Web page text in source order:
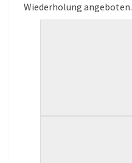
Wiederholung angeboten.